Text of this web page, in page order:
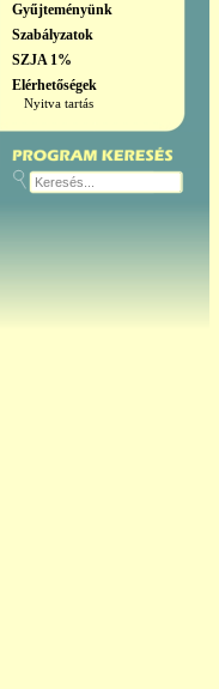
Gyűjteményünk
Szabályzatok
SZJA 1%
Elérhetőségek
Nyitva tartás